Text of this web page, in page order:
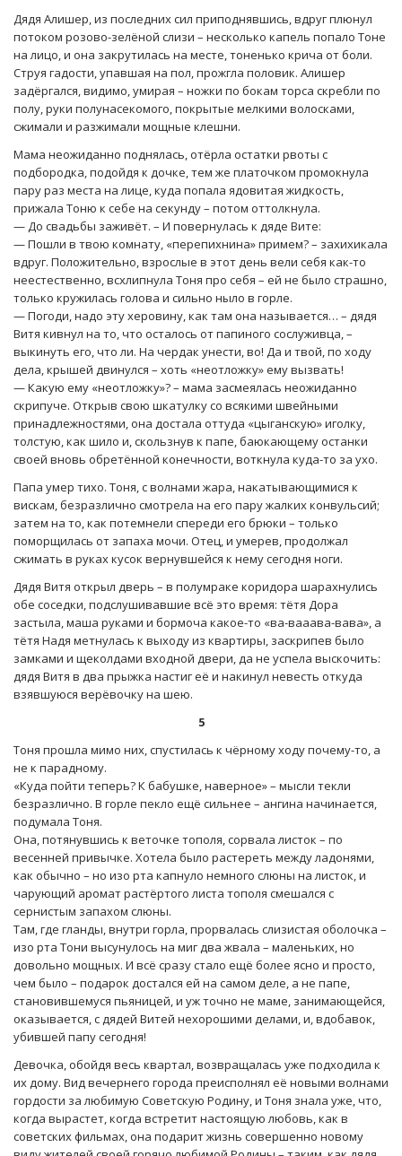
Дядя Алишер, из последних сил приподнявшись, вдруг плюнул
потоком розово-зелёной слизи – несколько капель попало Тоне
на лицо, и она закрутилась на месте, тоненько крича от боли.
Струя гадости, упавшая на пол, прожгла половик. Алишер
задёргался, видимо, умирая – ножки по бокам торса скребли по
полу, руки полунасекомого, покрытые мелкими волосками,
сжимали и разжимали мощные клешни.
Мама неожиданно поднялась, отёрла остатки рвоты с
подбородка, подойдя к дочке, тем же платочком промокнула
пару раз места на лице, куда попала ядовитая жидкость,
прижала Тоню к себе на секунду – потом оттолкнула.
— До свадьбы заживёт. – И повернулась к дяде Вите:
— Пошли в твою комнату, «перепихнина» примем? – захихикала
вдруг. Положительно, взрослые в этот день вели себя как-то
неестественно, всхлипнула Тоня про себя – ей не было страшно,
только кружилась голова и сильно ныло в горле.
— Погоди, надо эту херовину, как там она называется… – дядя
Витя кивнул на то, что осталось от папиного сослуживца, –
выкинуть его, что ли. На чердак унести, во! Да и твой, по ходу
дела, крышей двинулся – хоть «неотложку» ему вызвать!
— Какую ему «неотложку»? – мама засмеялась неожиданно
скрипуче. Открыв свою шкатулку со всякими швейными
принадлежностями, она достала оттуда «цыганскую» иголку,
толстую, как шило и, скользнув к папе, баюкающему останки
своей вновь обретённой конечности, воткнула куда-то за ухо.
Папа умер тихо. Тоня, с волнами жара, накатывающимися к
вискам, безразлично смотрела на его пару жалких конвульсий;
затем на то, как потемнели спереди его брюки – только
поморщилась от запаха мочи. Отец, и умерев, продолжал
сжимать в руках кусок вернувшейся к нему сегодня ноги.
Дядя Витя открыл дверь – в полумраке коридора шарахнулись
обе соседки, подслушивавшие всё это время: тётя Дора
застыла, маша руками и бормоча какое-то «ва-вааава-вава», а
тётя Надя метнулась к выходу из квартиры, заскрипев было
замками и щеколдами входной двери, да не успела выскочить:
дядя Витя в два прыжка настиг её и накинул невесть откуда
взявшуюся верёвочку на шею.
5
Тоня прошла мимо них, спустилась к чёрному ходу почему-то, а
не к парадному.
«Куда пойти теперь? К бабушке, наверное» – мысли текли
безразлично. В горле пекло ещё сильнее – ангина начинается,
подумала Тоня.
Она, потянувшись к веточке тополя, сорвала листок – по
весенней привычке. Хотела было растереть между ладонями,
как обычно – но изо рта капнуло немного слюны на листок, и
чарующий аромат растёртого листа тополя смешался с
сернистым запахом слюны.
Там, где гланды, внутри горла, прорвалась слизистая оболочка –
изо рта Тони высунулось на миг два жвала – маленьких, но
довольно мощных. И всё сразу стало ещё более ясно и просто,
чем было – подарок достался ей на самом деле, а не папе,
становившемуся пьяницей, и уж точно не маме, занимающейся,
оказывается, с дядей Витей нехорошими делами, и, вдобавок,
убившей папу сегодня!
Девочка, обойдя весь квартал, возвращалась уже подходила к
их дому. Вид вечернего города преисполнял её новыми волнами
гордости за любимую Советскую Родину, и Тоня знала уже, что,
когда вырастет, когда встретит настоящую любовь, как в
советских фильмах, она подарит жизнь совершенно новому